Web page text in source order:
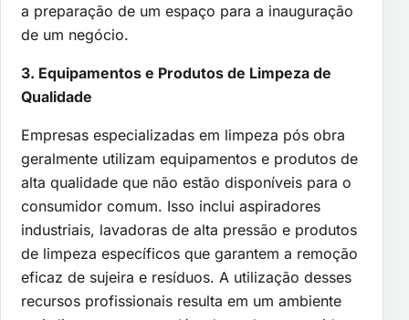
a preparação de um espaço para a inauguração
de um negócio.
3. Equipamentos e Produtos de Limpeza de
Qualidade
Empresas especializadas em limpeza pós obra
geralmente utilizam equipamentos e produtos de
alta qualidade que não estão disponíveis para o
consumidor comum. Isso inclui aspiradores
industriais, lavadoras de alta pressão e produtos
de limpeza específicos que garantem a remoção
eficaz de sujeira e resíduos. A utilização desses
recursos profissionais resulta em um ambiente